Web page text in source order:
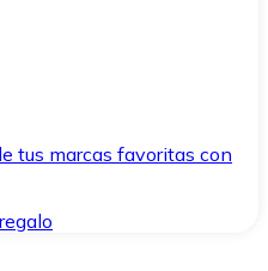
tus marcas favoritas con